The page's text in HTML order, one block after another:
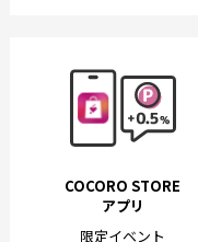
COCORO STORE
アプリ
限定イベント